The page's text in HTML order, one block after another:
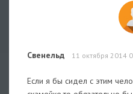
Свенельд 11 октября 2014
Если я бы сидел с этим